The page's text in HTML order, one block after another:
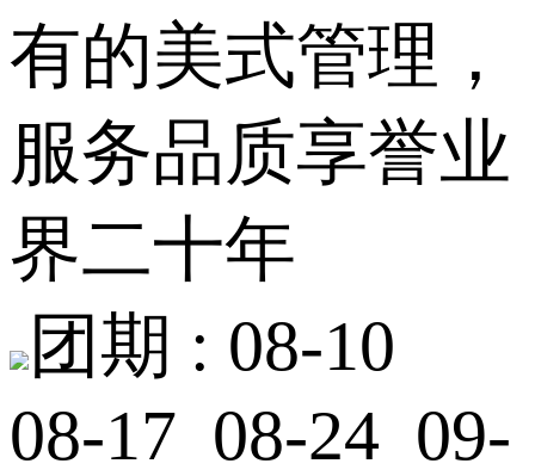
有的美式管理，
服务品质享誉业
界二十年
团期 : 08-10
08-17 08-24 09-